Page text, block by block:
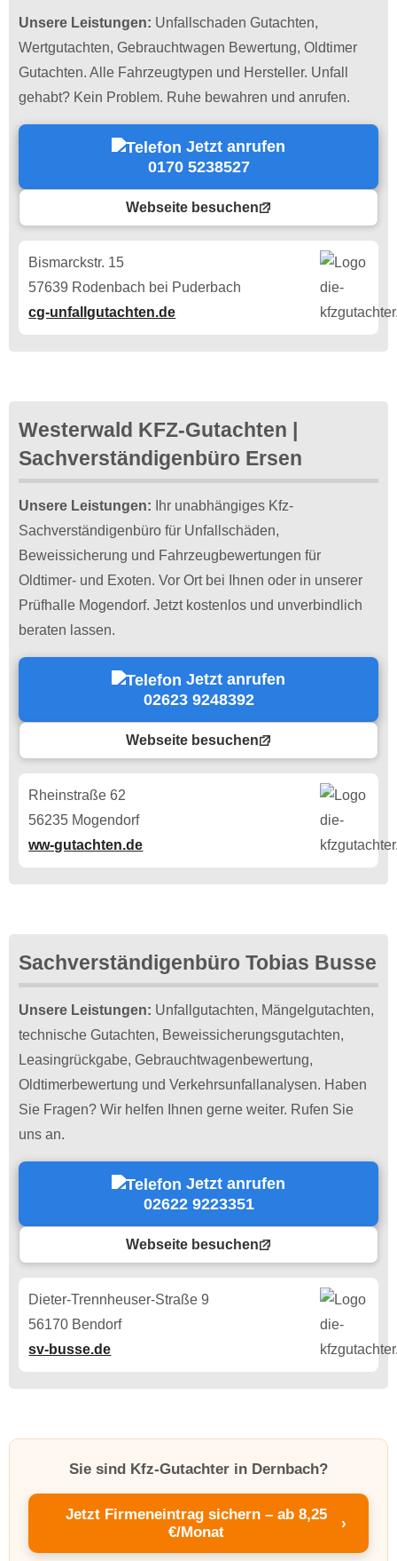
Unsere Leistungen: Unfallschaden Gutachten,
Wertgutachten, Gebrauchtwagen Bewertung, Oldtimer
Gutachten. Alle Fahrzeugtypen und Hersteller. Unfall
gehabt? Kein Problem. Ruhe bewahren und anrufen.
Jetzt anrufen
0170 5238527
Webseite besuchen
Bismarckstr. 15
57639 Rodenbach bei Puderbach
cg-unfallgutachten.de
Westerwald KFZ-Gutachten |
Sachverständigenbüro Ersen
Unsere Leistungen: Ihr unabhängiges Kfz-
Sachverständigenbüro für Unfallschäden,
Beweissicherung und Fahrzeugbewertungen für
Oldtimer- und Exoten. Vor Ort bei Ihnen oder in unserer
Prüfhalle Mogendorf. Jetzt kostenlos und unverbindlich
beraten lassen.
Jetzt anrufen
02623 9248392
Webseite besuchen
Rheinstraße 62
56235 Mogendorf
ww-gutachten.de
Sachverständigenbüro Tobias Busse
Unsere Leistungen: Unfallgutachten, Mängelgutachten,
technische Gutachten, Beweissicherungsgutachten,
Leasingrückgabe, Gebrauchtwagenbewertung,
Oldtimerbewertung und Verkehrsunfallanalysen. Haben
Sie Fragen? Wir helfen Ihnen gerne weiter. Rufen Sie
uns an.
Jetzt anrufen
02622 9223351
Webseite besuchen
Dieter-Trennheuser-Straße 9
56170 Bendorf
sv-busse.de
Sie sind Kfz-Gutachter in Dernbach?
Jetzt Firmeneintrag sichern – ab 8,25
€/Monat
›